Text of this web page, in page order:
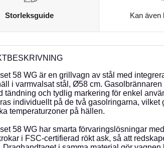
Storleksguide Kan även
58 WG är en grillvagn av stål med
i varmvalsat stål, Ø58 cm. Gasolbrännaren
tändning och tydlig markering för enkel
individuellt på de två gasolringarna, vilket
temperaturzoner på hällen.
58 WG har smarta förvaringslösningar
i FSC-certifierad rökt ask, så att